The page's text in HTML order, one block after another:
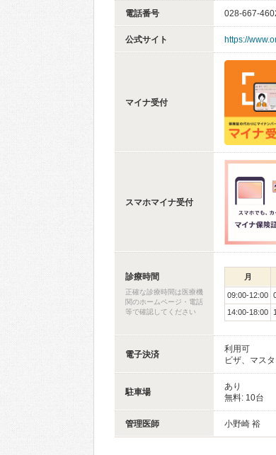
電話番号 028-667-
公式サイト https://
マイナ受付
スマホマイナ受付
診療時間
正確な診療時間は医療機
関のホームページ・電話
等で確認してください
月
09:00-12:00
14:00-18:00
電子決済
利用可
ビザ、マス
駐車場
あり
無料: 10台
管理医師 小野崎 裕